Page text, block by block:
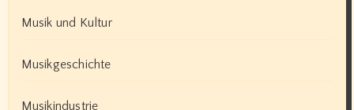
Musik und Kultur
Musikgeschichte
Musikindustrie